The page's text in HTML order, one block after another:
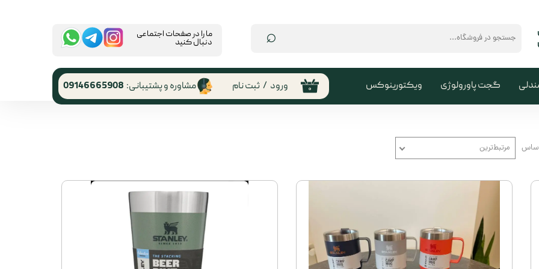
⌕
گجت پاورولوژی ویکتورینوکس ۰ ورود / ثبت نام
حساب کاربری
خروج از حساب
مشاوره و پشتیبانی: 09146665908
​ما را در صفحات اجتماعی
دنبال کنید
مرتبط‌ترین